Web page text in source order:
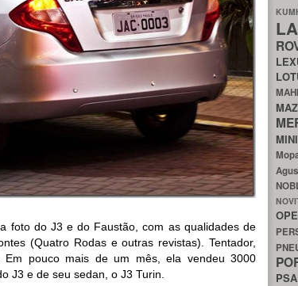
foto do J3 e do Faustão, com as qualidades de
(Quatro Rodas e outras revistas). Tentador,
Em pouco mais de um mês, ela vendeu 3000
J3 e de seu sedan, o J3 Turin.
MINI